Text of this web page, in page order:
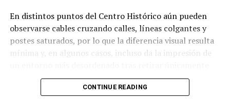
En distintos puntos del Centro Histórico aún pueden
observarse cables cruzando calles, líneas colgantes y
postes saturados, por lo que la diferencia visual resulta
mínima y, en algunos casos, incluso da la impresión de
una parte del tendido.
CONTINUE READING